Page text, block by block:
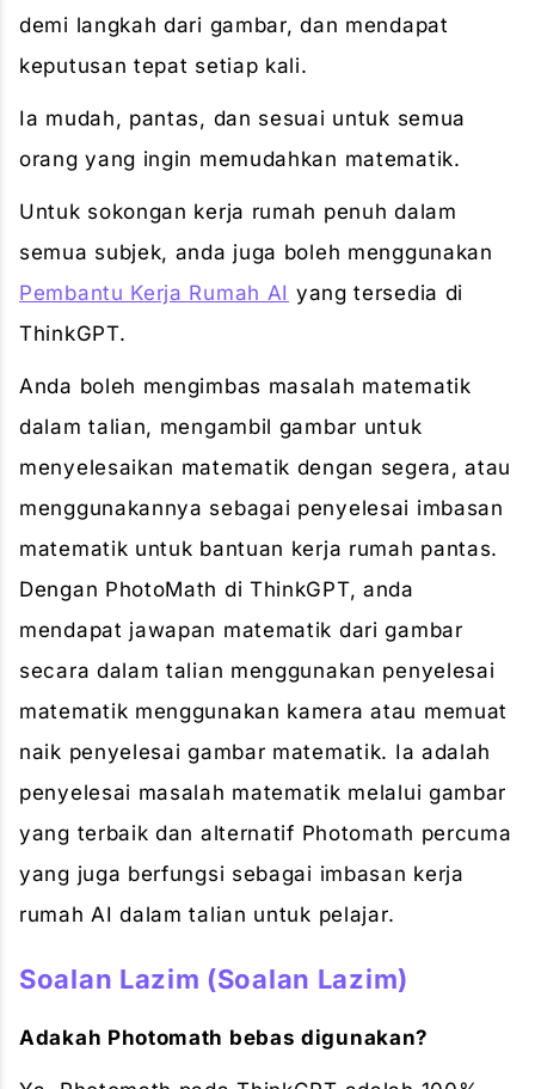
demi langkah dari gambar, dan mendapat
keputusan tepat setiap kali.
Ia mudah, pantas, dan sesuai untuk semua
orang yang ingin memudahkan matematik.
Untuk sokongan kerja rumah penuh dalam
semua subjek, anda juga boleh menggunakan
Pembantu Kerja Rumah AI yang tersedia di
ThinkGPT.
Anda boleh mengimbas masalah matematik
dalam talian, mengambil gambar untuk
menyelesaikan matematik dengan segera, atau
menggunakannya sebagai penyelesai imbasan
matematik untuk bantuan kerja rumah pantas.
Dengan PhotoMath di ThinkGPT, anda
mendapat jawapan matematik dari gambar
secara dalam talian menggunakan penyelesai
matematik menggunakan kamera atau memuat
naik penyelesai gambar matematik. Ia adalah
penyelesai masalah matematik melalui gambar
yang terbaik dan alternatif Photomath percuma
yang juga berfungsi sebagai imbasan kerja
rumah AI dalam talian untuk pelajar.
Soalan Lazim (Soalan Lazim)
Adakah Photomath bebas digunakan?